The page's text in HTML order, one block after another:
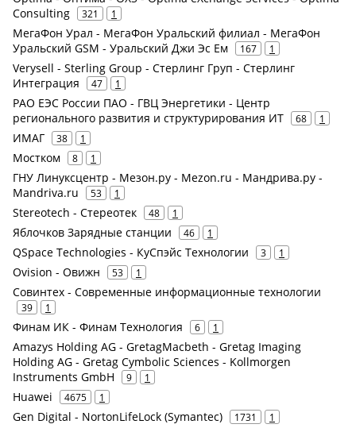
Consulting
321 1
МегаФон Урал - МегаФон Уральский филиал - МегаФон
Уральский GSM - Уральский Джи Эс Ем
167 1
Verysell - Sterling Group - Стерлинг Груп - Стерлинг
Интеграция
47 1
РАО ЕЭС России ПАО - ГВЦ Энергетики - Центр
регионального развития и структурирования ИТ
68 1
ИМАГ 38 1
Мостком 8 1
ГНУ Линуксцентр - Мезон.ру - Mezon.ru - Мандрива.ру -
Mandriva.ru
53 1
Stereotech - Стереотек 48 1
Яблочков Зарядные станции 46 1
QSpace Technologies - КуСпэйс Технологии 3 1
Ovision - Овижн 53 1
Совинтех - Современные информационные технологии
39 1
Финам ИК - Финам Технология 6 1
Amazys Holding AG - GretagMacbeth - Gretag Imaging
Holding AG - Gretag Cymbolic Sciences - Kollmorgen
Instruments GmbH
9 1
Huawei 4675 1
Gen Digital - NortonLifeLock (Symantec) 1731 1